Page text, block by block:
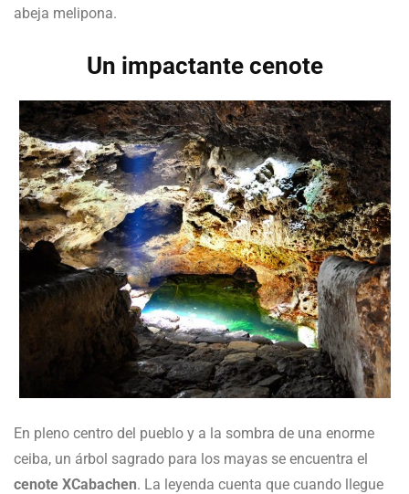
abeja melipona.
Un impactante cenote
En pleno centro del pueblo y a la sombra de una enorme
ceiba, un árbol sagrado para los mayas se encuentra el
cenote XCabachen. La leyenda cuenta que cuando llegue